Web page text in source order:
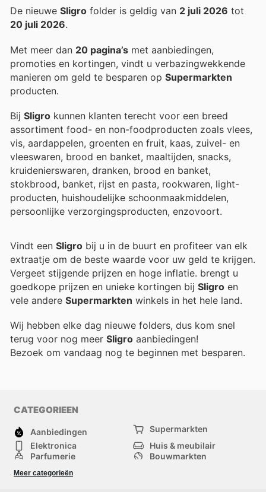
De nieuwe Sligro folder is geldig van 2 juli 2026 tot
20 juli 2026.
Met meer dan 20 pagina’s met aanbiedingen,
promoties en kortingen, vindt u verbazingwekkende
manieren om geld te besparen op Supermarkten
producten.
Bij Sligro kunnen klanten terecht voor een breed
assortiment food- en non-foodproducten zoals vlees,
vis, aardappelen, groenten en fruit, kaas, zuivel- en
vleeswaren, brood en banket, maaltijden, snacks,
kruidenierswaren, dranken, brood en banket,
stokbrood, banket, rijst en pasta, rookwaren, light-
producten, huishoudelijke schoonmaakmiddelen,
persoonlijke verzorgingsproducten, enzovoort.
Vindt een Sligro bij u in de buurt en profiteer van elk
extraatje om de beste waarde voor uw geld te krijgen.
Vergeet stijgende prijzen en hoge inflatie. brengt u
goedkope prijzen en unieke kortingen bij Sligro en
vele andere Supermarkten winkels in het hele land.
Wij hebben elke dag nieuwe folders, dus kom snel
terug voor nog meer Sligro aanbiedingen!
Bezoek om vandaag nog te beginnen met besparen.
CATEGORIEEN
Aanbiedingen
Supermarkten
Elektronica
Huis & meubilair
Parfumerie
Bouwmarkten
Kinderen
Meer categorieën